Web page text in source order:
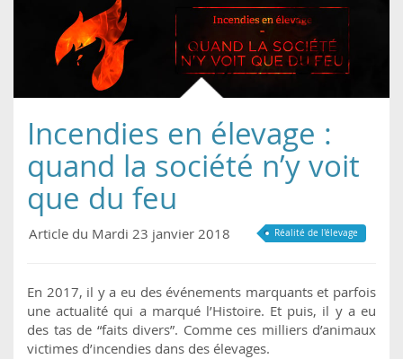
Incendies en élevage :
quand la société n’y voit
que du feu
Article du Mardi 23 janvier 2018 Réalité de l'élevage
En 2017, il y a eu des événements marquants et parfois
une actualité qui a marqué l’Histoire. Et puis, il y a eu
des tas de “faits divers”. Comme ces milliers d’animaux
victimes d’incendies dans des élevages.